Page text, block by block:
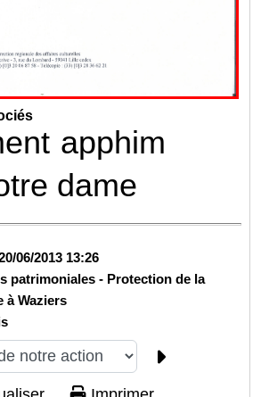
apphim
dame
06/2013 13:26
patrimoniales - Protection de la
à Waziers